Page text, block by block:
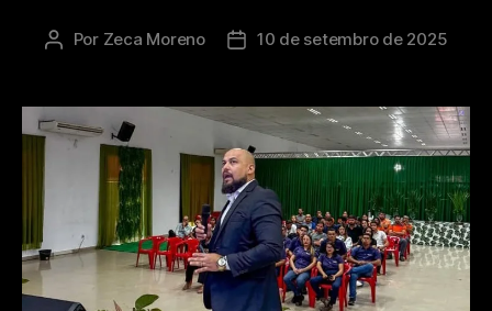
Por Zeca Moreno 10 de setembro de 2025